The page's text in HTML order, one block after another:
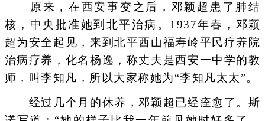
原来，在西安事变之后，邓颖超患了肺结
核，中央批准她到北平治病。1937年春，邓颖
超为安全起见，来到北平西山福寿岭平民疗养院
治病疗养，化名杨逸，称丈夫是西安一中学的教
师，叫李知凡，所以大家称她为“李知凡太太”。
经过几个月的休养，邓颖超已经痊愈了。斯